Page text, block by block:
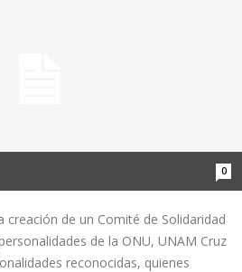
0
creación de un Comité de Solidaridad
de la ONU, UNAM Cruz
reconocidas, quienes